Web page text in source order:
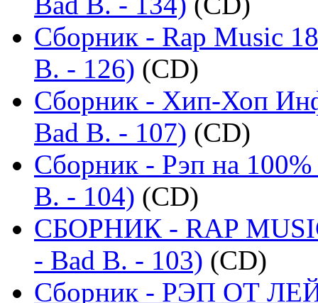
Сборник - Rap Music
B. - 126) (CD)
Сборник - Хип-Хоп
Bad B. - 107) (CD)
Сборник - Рэп на
B. - 104) (CD)
СБОРНИК - RAP
- Bad B. - 103) (CD)
Сборник - РЭП ОТ